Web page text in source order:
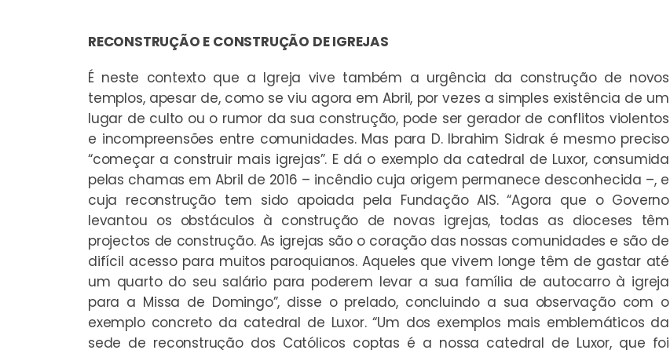
RECONSTRUÇÃO E CONSTRUÇÃO DE IGREJAS
É neste contexto que a Igreja vive também a urgência da construção de novos
templos, apesar de, como se viu agora em Abril, por vezes a simples existência de um
lugar de culto ou o rumor da sua construção, pode ser gerador de conflitos violentos
e incompreensões entre comunidades. Mas para D. Ibrahim Sidrak é mesmo preciso
“começar a construir mais igrejas”. E dá o exemplo da catedral de Luxor, consumida
pelas chamas em Abril de 2016 – incêndio cuja origem permanece desconhecida –, e
cuja reconstrução tem sido apoiada pela Fundação AIS. “Agora que o Governo
levantou os obstáculos à construção de novas igrejas, todas as dioceses têm
projectos de construção. As igrejas são o coração das nossas comunidades e são de
difícil acesso para muitos paroquianos. Aqueles que vivem longe têm de gastar até
um quarto do seu salário para poderem levar a sua família de autocarro à igreja
para a Missa de Domingo”, disse o prelado, concluindo a sua observação com o
exemplo concreto da catedral de Luxor. “Um dos exemplos mais emblemáticos da
sede de reconstrução dos Católicos coptas é a nossa catedral de Luxor, que foi